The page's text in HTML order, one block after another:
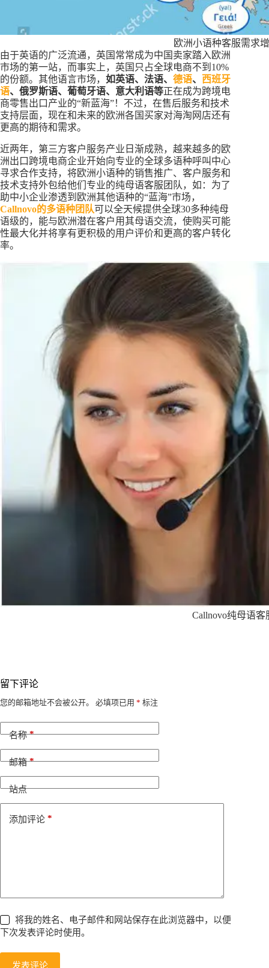
欧洲小语种客服需求
由于英语的广泛流通，英国常常成为中国卖家踏入欧洲
市场的第一站，而事实上，英国只占全球电商不到10%
的份额。其他语言市场， 如英语、法语、 德语、 西班牙
语、俄罗斯语、葡萄牙语、意大利语等正在成为跨境电
商零售出口产业的“新蓝海”！不过，在售后服务和技术
支持层面，现在和未来的欧洲各国买家对海淘网店还有
更高的期待和需求。
近两年，第三方客户服务产业日渐成熟，越来越多的欧
洲出口跨境电商企业开始向专业的全球多语种呼叫中心
寻求合作支持，将欧洲小语种的销售推广、客户服务和
技术支持外包给他们专业的纯母语客服团队，如：为了
助中小企业渗透到欧洲其他语种的“蓝海”市场，
Callnovo的多语种团队可以全天候提供全球30多种纯母
语级的，能与欧洲潜在客户用其母语交流，使购买可能
性最大化并将享有更积极的用户评价和更高的客户转化
率。
Callnovo纯母语客
留下评论
您的邮箱地址不会被公开。 必填项已用 * 标注
名称*
邮箱*
站点
添加评论 *
将我的姓名、电子邮件和网站保存在此浏览器中，以便
下次发表评论时使用。
发表评论
A
t
e
t
i